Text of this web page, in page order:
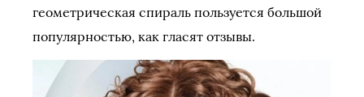
геометрическая спираль пользуется большой
популярностью, как гласят отзывы.